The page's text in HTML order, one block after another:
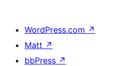
WordPress.com ↗
Matt ↗
bbPress ↗